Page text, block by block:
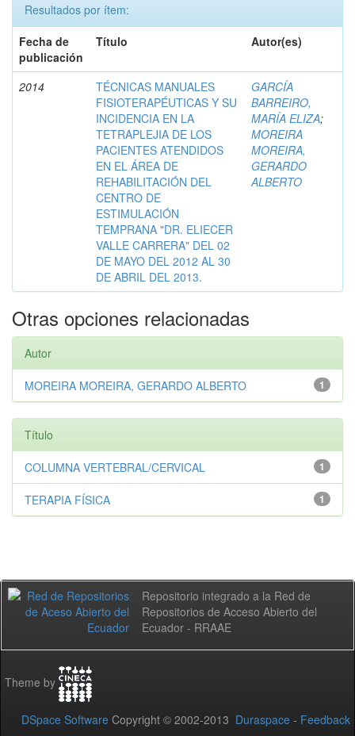
Resultados por ítem:
Fecha de
publicación
Título Autor(es)
2014
TÉCNICAS MANUALES
FISIOTERAPÉUTICAS Y SU
INCIDENCIA EN LA
TETRAPLEJIA DE LOS
PACIENTES ATENDIDOS
EN EL ÁREA DE
REHABILITACIÓN DEL
CENTRO DE
ESTIMULACIÓN
TEMPRANA "DR. ELIECER
VALLE CARRERA" DEL 02
DE MAYO DEL 2012 AL 30
DE ABRIL DEL 2013.
GARCÍA
BARREIRO,
MARÍA ELIZA;
MOREIRA
MOREIRA,
GERARDO
ALBERTO
Otras opciones relacionadas
Autor
1
MOREIRA MOREIRA, GERARDO ALBERTO
Título
1
COLUMNA VERTEBRAL/CERVICAL
1
TERAPIA FÍSICA
Repositorio integrado a la Red de
Repositorios de Acceso Abierto del
Ecuador - RRAAE
Theme by
DSpace Software Copyright © 2002-2013 Duraspace - Feedback